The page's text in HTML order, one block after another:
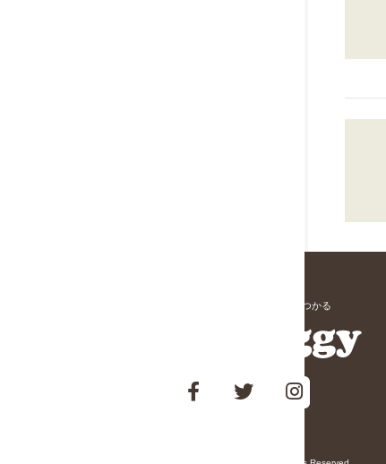
愛犬と寄りそう「家族」が見つかる